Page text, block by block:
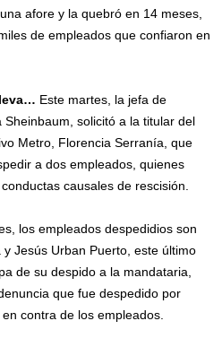
afore y la quebró en 14 meses,
de empleados que confiaron en
Este martes, la jefa de
solicitó a la titular del
Metro, Florencia Serranía, que
a dos empleados, quienes
causales de rescisión.
los empleados despedidios son
Jesús Urban Puerto, este último
de su despido a la mandataria,
que fue despedido por
contra de los empleados.